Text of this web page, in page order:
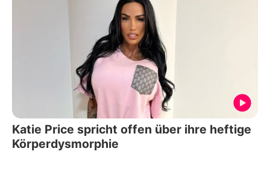
Katie Price spricht offen über ihre heftige
Körperdysmorphie